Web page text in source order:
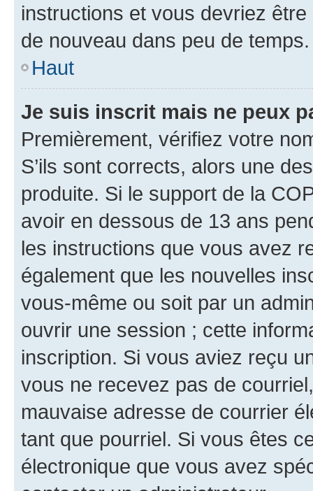
instructions et vous devriez
de nouveau dans peu de temps.
Haut
Je suis inscrit mais ne peux
Premièrement, vérifiez votre
S’ils sont corrects, alors une
produite. Si le support de la
avoir en dessous de 13 ans
les instructions que vous avez
également que les nouvelles
vous-même ou soit par un
ouvrir une session ; cette
inscription. Si vous aviez reçu
vous ne recevez pas de
mauvaise adresse de courrier
tant que pourriel. Si vous êtes
électronique que vous avez